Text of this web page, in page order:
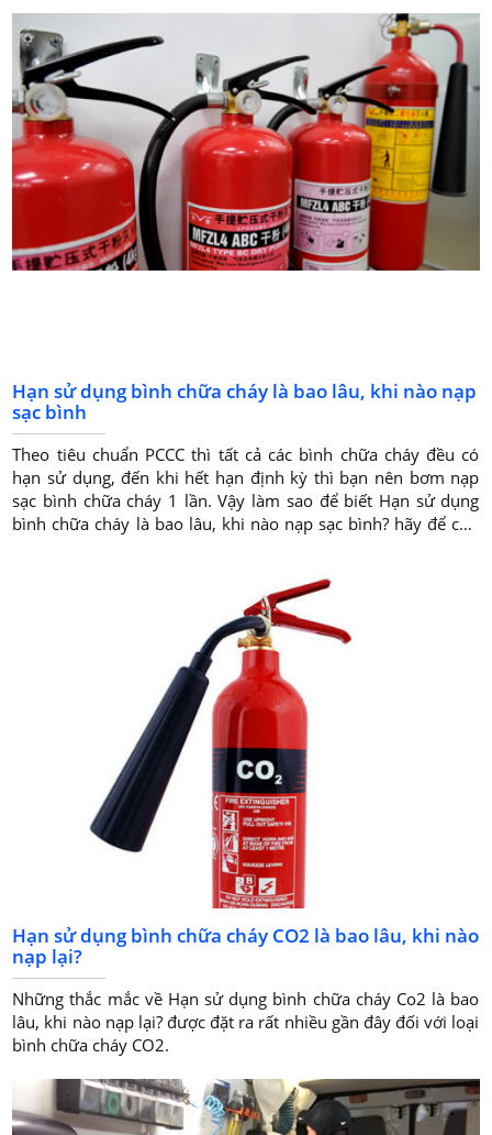
quận TpHCM và nhiều tỉnh trên cà nước. Hy vọng mang lại
cho khách hàng lựa chọn nạp sạc bình chữa cháy giá rẻ đáng
tin cậy nhất.
Hạn sử dụng bình chữa cháy là bao lâu, khi nào nạp
sạc bình
Theo tiêu chuẩn PCCC thì tất cả các bình chữa cháy đều có
hạn sử dụng, đến khi hết hạn định kỳ thì bạn nên bơm nạp
sạc bình chữa cháy 1 lần. Vậy làm sao để biết Hạn sử dụng
bình chữa cháy là bao lâu, khi nào nạp sạc bình? hãy để cho
Hạn sử dụng bình chữa cháy CO2 là bao lâu, khi nào
nạp lại?
Những thắc mắc về Hạn sử dụng bình chữa cháy Co2 là bao
lâu, khi nào nạp lại? được đặt ra rất nhiều gần đây đối với loại
bình chữa cháy CO2.